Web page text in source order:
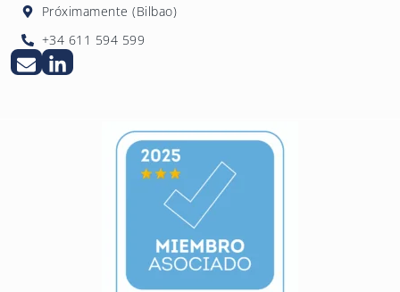
Próximamente (Bilbao)
+34 611 594 599